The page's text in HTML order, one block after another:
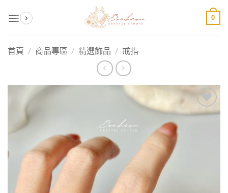
0
首頁 / 商品專區 / 精選飾品 / 戒指
加入